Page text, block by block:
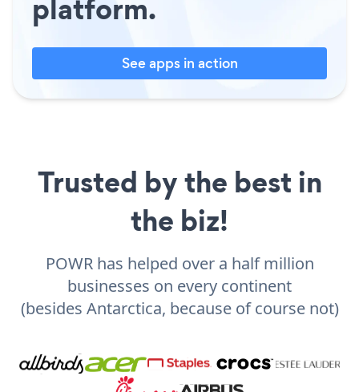
platform.
See apps in action
Trusted by the best in
the biz!
POWR has helped over a half million
businesses on every continent
(besides Antarctica, because of course not)